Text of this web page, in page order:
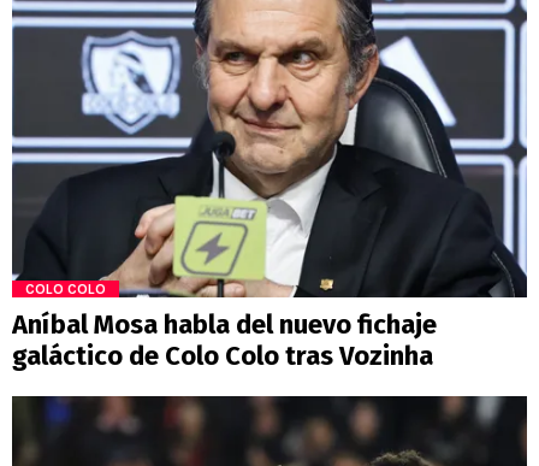
COLO COLO
Aníbal Mosa habla del nuevo fichaje
galáctico de Colo Colo tras Vozinha